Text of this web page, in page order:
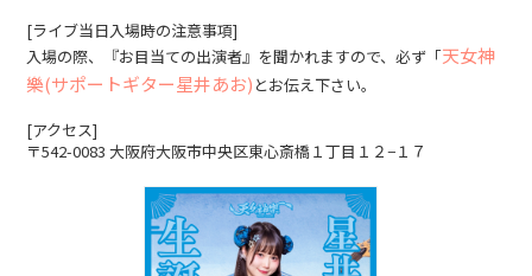
[ライブ当日入場時の注意事項]
入場の際、『お目当ての出演者』を聞かれますので、必ず「天女神
樂(サポートギター星井あお) とお伝え下さい。
[アクセス]
〒542-0083 大阪府大阪市中央区東心斎橋１丁目１２−１７